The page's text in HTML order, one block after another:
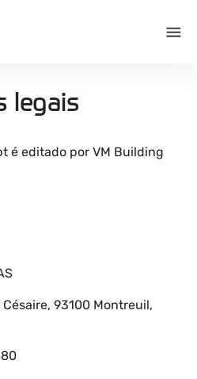
legais
é editado por VM Building
93100 Montreuil,